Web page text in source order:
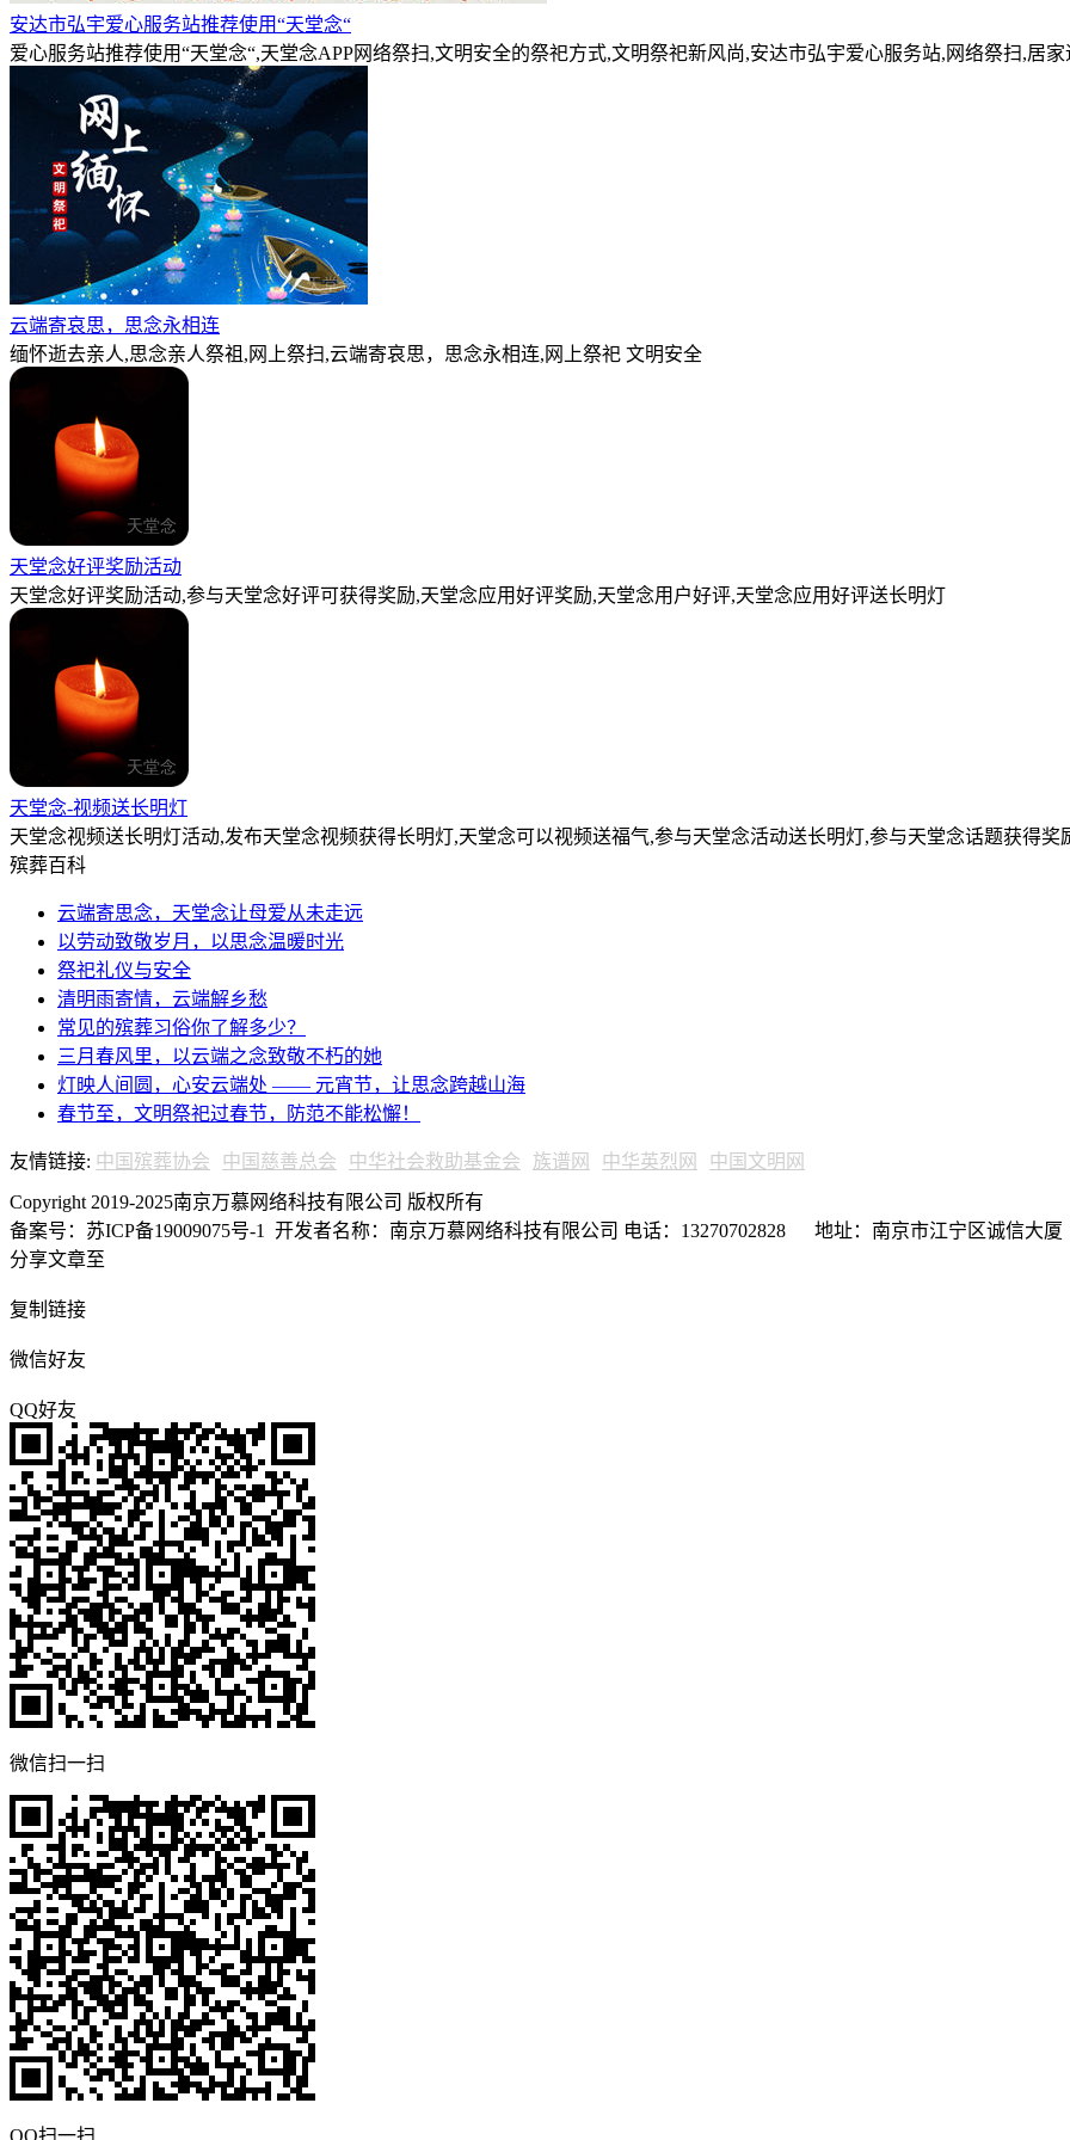
安达市弘宇爱心服务站推荐使用“天堂念“
爱心服务站推荐使用“天堂念“,天堂念APP网络祭扫,文明安全的祭祀方式,文明祭祀新风尚,安达市弘宇爱心服务站,网络祭扫,居
云端寄哀思，思念永相连
缅怀逝去亲人,思念亲人祭祖,网上祭扫,云端寄哀思，思念永相连,网上祭祀 文明安全
天堂念好评奖励活动
天堂念好评奖励活动,参与天堂念好评可获得奖励,天堂念应用好评奖励,天堂念用户好评,天堂念应用好评送长明灯
天堂念-视频送长明灯
天堂念视频送长明灯活动,发布天堂念视频获得长明灯,天堂念可以视频送福气,参与天堂念活动送长明灯,参与天堂念话题获得奖
殡葬百科
云端寄思念，天堂念让母爱从未走远
以劳动致敬岁月，以思念温暖时光
祭祀礼仪与安全
清明雨寄情，云端解乡愁
常见的殡葬习俗你了解多少？
三月春风里，以云端之念致敬不朽的她
灯映人间圆，心安云端处 —— 元宵节，让思念跨越山海
春节至，文明祭祀过春节，防范不能松懈！
友情链接: 中国殡葬协会 中国慈善总会 中华社会救助基金会 族谱网 中华英烈网
中国文明网
Copyright 2019-2025南京万慕网络科技有限公司 版权所有
备案号：苏ICP备19009075号-1
开发者名称：南京万慕网络科技有限公司 电话：13270702828 地址：南京市江宁区诚信大厦
分享文章至
复制链接
微信好友
QQ好友
微信扫一扫
QQ扫一扫